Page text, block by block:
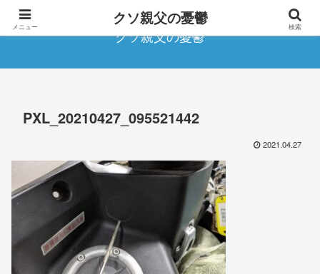
クソ親父の憂鬱
PXL_20210427_095521442
2021.04.27
メニュー クソ親父の憂鬱 検索